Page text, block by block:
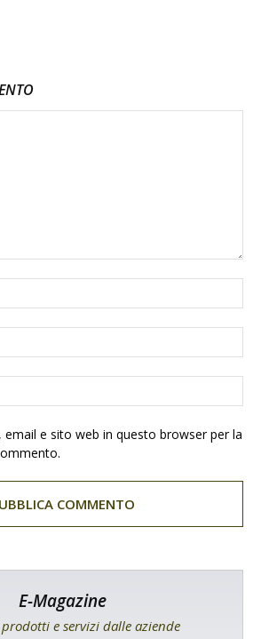
email e sito web in questo browser per la
E-Magazine
prodotti e servizi dalle aziende